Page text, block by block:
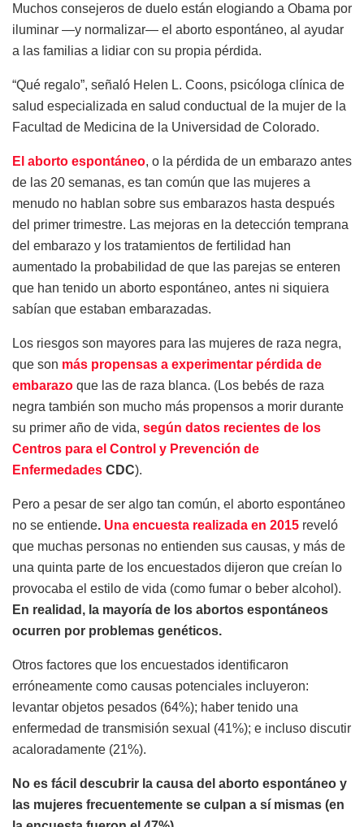
Muchos consejeros de duelo están elogiando a Obama por
iluminar —y normalizar— el aborto espontáneo, al ayudar
a las familias a lidiar con su propia pérdida.
“Qué regalo”, señaló Helen L. Coons, psicóloga clínica de
salud especializada en salud conductual de la mujer de la
Facultad de Medicina de la Universidad de Colorado.
El aborto espontáneo, o la pérdida de un embarazo antes
de las 20 semanas, es tan común que las mujeres a
menudo no hablan sobre sus embarazos hasta después
del primer trimestre. Las mejoras en la detección temprana
del embarazo y los tratamientos de fertilidad han
aumentado la probabilidad de que las parejas se enteren
que han tenido un aborto espontáneo, antes ni siquiera
sabían que estaban embarazadas.
Los riesgos son mayores para las mujeres de raza negra,
que son más propensas a experimentar pérdida de
embarazo que las de raza blanca. (Los bebés de raza
negra también son mucho más propensos a morir durante
su primer año de vida, según datos recientes de los
Centros para el Control y Prevención de
Enfermedades CDC).
Pero a pesar de ser algo tan común, el aborto espontáneo
no se entiende. Una encuesta realizada en 2015 reveló
que muchas personas no entienden sus causas, y más de
una quinta parte de los encuestados dijeron que creían lo
provocaba el estilo de vida (como fumar o beber alcohol).
En realidad, la mayoría de los abortos espontáneos
ocurren por problemas genéticos.
Otros factores que los encuestados identificaron
erróneamente como causas potenciales incluyeron:
levantar objetos pesados (64%); haber tenido una
enfermedad de transmisión sexual (41%); e incluso discutir
acaloradamente (21%).
No es fácil descubrir la causa del aborto espontáneo y
las mujeres frecuentemente se culpan a sí mismas (en